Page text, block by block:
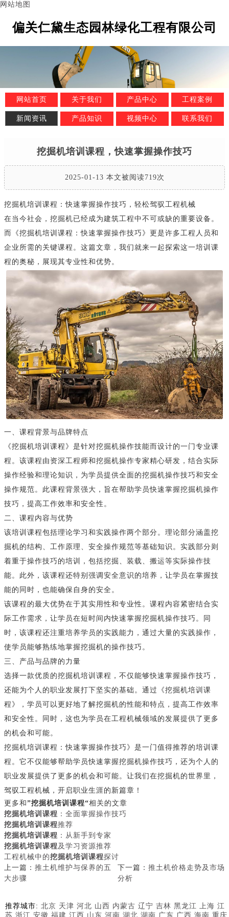
网站地图
偏关仁黛生态园林绿化工程有限公司
网站首页 关于我们 产品中心 工程案例
新闻资讯 产品知识 视频中心 联系我们
挖掘机培训课程，快速掌握操作技巧
2025-01-13 本文被阅读719次
挖掘机培训课程：快速掌握操作技巧，轻松驾驭工程机械
在当今社会，挖掘机已经成为建筑工程中不可或缺的重要设备。
而《挖掘机培训课程：快速掌握操作技巧》更是许多工程人员和
企业所需的关键课程。这篇文章，我们就来一起探索这一培训课
程的奥秘，展现其专业性和优势。
一、课程背景与品牌特点
《挖掘机培训课程》是针对挖掘机操作技能而设计的一门专业课
程。该课程由资深工程师和挖掘机操作专家精心研发，结合实际
操作经验和理论知识，为学员提供全面的挖掘机操作技巧和安全
操作规范。此课程背景强大，旨在帮助学员快速掌握挖掘机操作
技巧，提高工作效率和安全性。
二、课程内容与优势
该培训课程包括理论学习和实践操作两个部分。理论部分涵盖挖
掘机的结构、工作原理、安全操作规范等基础知识。实践部分则
着重于操作技巧的培训，包括挖掘、装载、搬运等实际操作技
能。此外，该课程还特别强调安全意识的培养，让学员在掌握技
能的同时，也能确保自身的安全。
该课程的最大优势在于其实用性和专业性。课程内容紧密结合实
际工作需求，让学员在短时间内快速掌握挖掘机操作技巧。同
时，该课程还注重培养学员的实践能力，通过大量的实践操作，
使学员能够熟练地掌握挖掘机的操作技巧。
三、产品与品牌的力量
选择一款优质的挖掘机培训课程，不仅能够快速掌握操作技巧，
还能为个人的职业发展打下坚实的基础。通过《挖掘机培训课
程》，学员可以更好地了解挖掘机的性能和特点，提高工作效率
和安全性。同时，这也为学员在工程机械领域的发展提供了更多
的机会和可能。
挖掘机培训课程：快速掌握操作技巧》是一门值得推荐的培训课
程。它不仅能够帮助学员快速掌握挖掘机操作技巧，还为个人的
职业发展提供了更多的机会和可能。让我们在挖掘机的世界里，
驾驭工程机械，开启职业生涯的新篇章！
更多和 ”挖掘机培训课程“相关的文章
挖掘机培训课程 ：全面掌握操作技巧
挖掘机培训课程推荐
挖掘机培训课程 ：从新手到专家
挖掘机培训课程及学习资源推荐
工程机械中的挖掘机培训课程探讨
上一篇： 推土机维护与保养的五
大步骤
下一篇： 推土机价格走势及市场
分析
推荐城市: 北京 天津 河北 山西 内蒙古 辽宁 吉林 黑龙江 上海 江
苏 浙江 安徽 福建 江西 山东 河南 湖北 湖南 广东 广西 海南 重庆